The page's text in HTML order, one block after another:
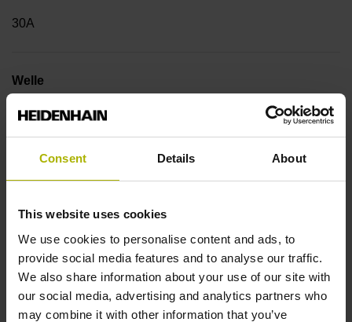
Consent Details About
This website uses cookies
We use cookies to personalise content and ads, to
provide social media features and to analyse our traffic.
We also share information about your use of our site with
our social media, advertising and analytics partners who
may combine it with other information that you’ve
30A
Welle
Durchgehende Hohlwelle mit Exzenterklemmung,
42B
Schutzart
IP64 (EN60529)